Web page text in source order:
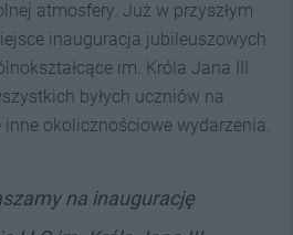
atmosfery. Już w przyszłym
inauguracja jubileuszowych
im. Króla Jana III
byłych uczniów na
okolicznościowe wydarzenia.
na inaugurację